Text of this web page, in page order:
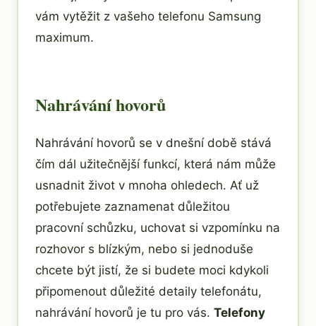
vám vytěžit z vašeho telefonu Samsung
maximum.
Nahrávání hovorů
Nahrávání hovorů se v dnešní době stává
čím dál užitečnější funkcí, která nám může
usnadnit život v mnoha ohledech. Ať už
potřebujete zaznamenat důležitou
pracovní schůzku, uchovat si vzpomínku na
rozhovor s blízkým, nebo si jednoduše
chcete být jistí, že si budete moci kdykoli
připomenout důležité detaily telefonátu,
nahrávání hovorů je tu pro vás. Telefony